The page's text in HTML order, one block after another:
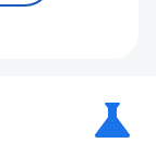
science